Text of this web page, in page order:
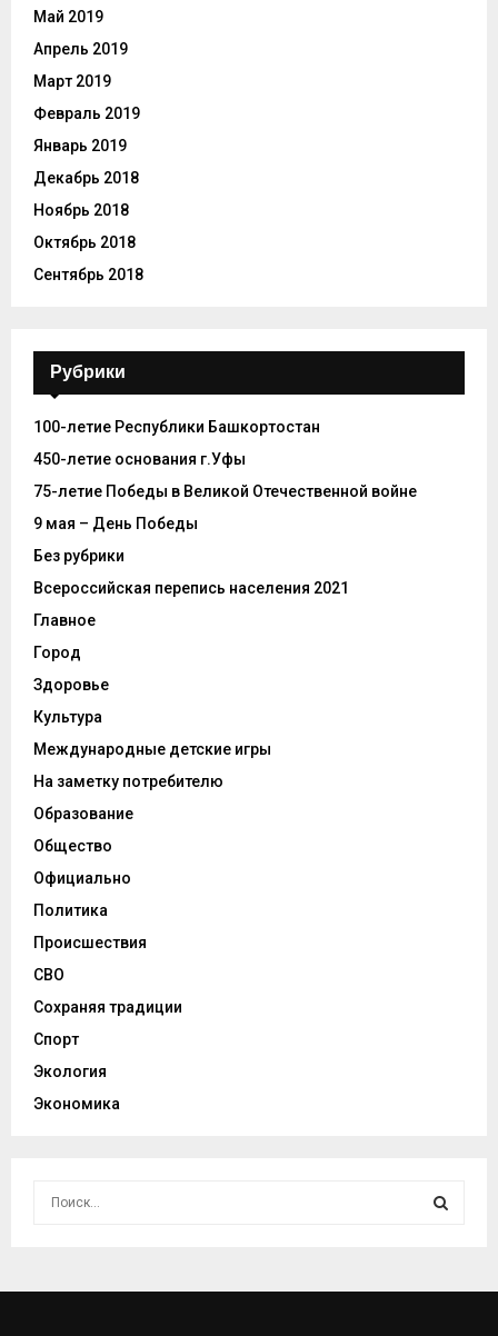
Май 2019
Апрель 2019
Март 2019
Февраль 2019
Январь 2019
Декабрь 2018
Ноябрь 2018
Октябрь 2018
Сентябрь 2018
Рубрики
100-летие Республики Башкортостан
450-летие основания г.Уфы
75-летие Победы в Великой Отечественной войне
9 мая – День Победы
Без рубрики
Всероссийская перепись населения 2021
Главное
Город
Здоровье
Культура
Международные детские игры
На заметку потребителю
Образование
Общество
Официально
Политика
Происшествия
СВО
Сохраняя традиции
Спорт
Экология
Экономика
С